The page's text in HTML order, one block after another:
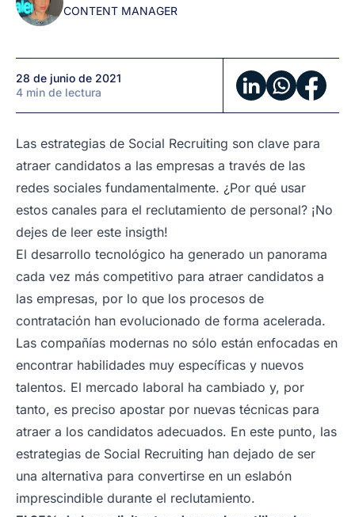
para
candidatos
CONTENT MANAGER
28 de junio de 2021
4 min de lectura
Las estrategias de Social Recruiting son clave para
atraer candidatos a las empresas a través de las
redes sociales fundamentalmente. ¿Por qué usar
estos canales para el reclutamiento de personal? ¡No
dejes de leer este insigth!
El desarrollo tecnológico ha generado un panorama
cada vez más competitivo para atraer candidatos a
las empresas, por lo que los procesos de
contratación han evolucionado de forma acelerada.
Las compañías modernas no sólo están enfocadas en
encontrar habilidades muy específicas y nuevos
talentos. El mercado laboral ha cambiado y, por
tanto, es preciso apostar por nuevas técnicas para
atraer a los candidatos adecuados. En este punto, las
estrategias de Social Recruiting han dejado de ser
una alternativa para convertirse en un eslabón
imprescindible durante el reclutamiento.